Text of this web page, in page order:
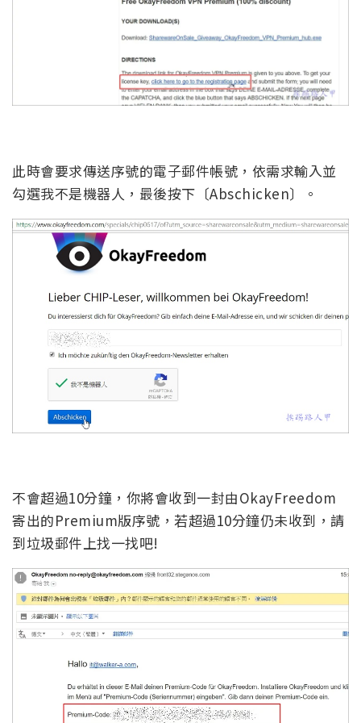
此時會要求傳送序號的電子郵件帳號，依需求輸入並
勾選我不是機器人，最後按下〔Abschicken〕。
不會超過10分鐘，你將會收到一封由OkayFreedom
寄出的Premium版序號，若超過10分鐘仍未收到，請
到垃圾郵件上找一找吧!